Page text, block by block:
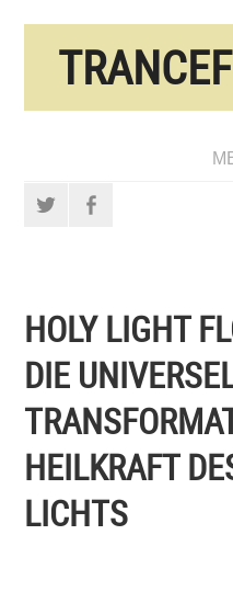
Twitter
HOLY LIGHT
DIE
HEILKRAFT
LICHTS